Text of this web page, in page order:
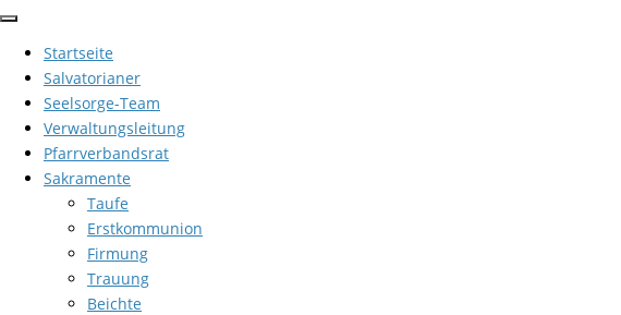
Zum
springenStartseite
Salvatorianer
Seelsorge-Team
Verwaltungsleitung
Pfarrverbandsrat
Sakramente
Taufe
Erstkommunion
Firmung
Trauung
Beichte